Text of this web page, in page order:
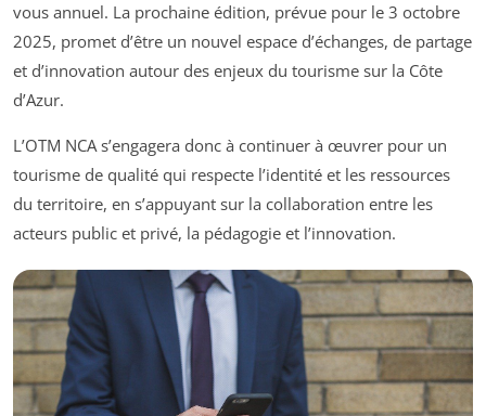
vous annuel. La prochaine édition, prévue pour le 3 octobre
2025, promet d’être un nouvel espace d’échanges, de partage
et d’innovation autour des enjeux du tourisme sur la Côte
d’Azur.
L’OTM NCA s’engagera donc à continuer à œuvrer pour un
tourisme de qualité qui respecte l’identité et les ressources
du territoire, en s’appuyant sur la collaboration entre les
acteurs public et privé, la pédagogie et l’innovation.